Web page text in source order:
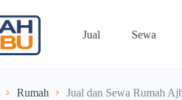
Jual Sewa
Rumah Jual dan Sewa Rumah